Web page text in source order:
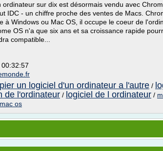
ordinateur sur dix est désormais vendu avec
IDC - un chiffre proche des ventes de Macs.
à Windows ou Mac OS, il occupe le coeur de
OS n'a que six ans et sa croissance rapide
compatible...
un logiciel d'un ordinateur a l'autre /
de l'ordinateur / logiciel de l ordinateur /
os